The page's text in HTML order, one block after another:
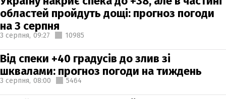
областей пройдуть дощі: прогноз погоди
на 3 серпня
3 серпня, 09:27 10985
Від спеки +40 градусів до злив зі
шквалами: прогноз погоди на тиждень
3 серпня, 08:00 5464